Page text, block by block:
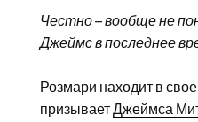
Честно – вообще не
Джеймс в последнее
Розмари находит в
призываетДжеймса